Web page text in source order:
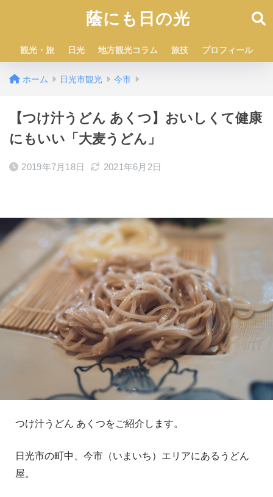
蔭にも日の光
観光・旅 日光 地方観光コラム 旅技 プロフィール
ホーム 日光市観光 今市
【つけ汁うどん あくつ】おいしくて健康
にもいい「大麦うどん」
2019年7月18日 2021年6月2日
つけ汁うどん あくつをご紹介します。
日光市の町中、今市（いまいち）エリアにあるうどん
屋。